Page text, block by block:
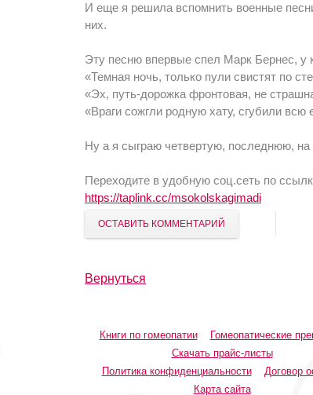
И еще я решила вспомнить военные
них.
Эту песню впервые спел Марк Бернес, у
«Темная ночь, только пули свистят по
«Эх, путь-дорожка фронтовая, не
«Враги сожгли родную хату, сгубили
Ну а я сыграю четвертую, последнюю, на
Переходите в удобную соц.сеть по
https://taplink.cc/msokolskagimadi
ОСТАВИТЬ КОММЕНТАРИЙ
Вернуться
Книги по гомеопатии
Гомеопатические
Скачать прайс-листы
Политика конфиденциальности
Договор
Карта сайта